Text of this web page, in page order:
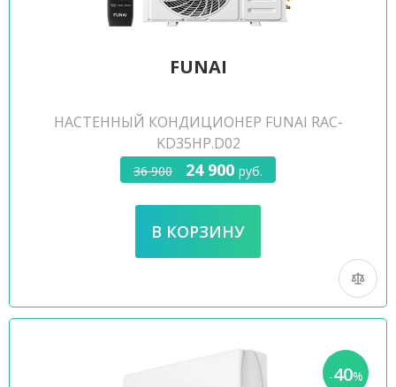
FUNAI
НАСТЕННЫЙ КОНДИЦИОНЕР FUNAI RAC-
KD35HP.D02
36 900 24 900 руб.
-40%